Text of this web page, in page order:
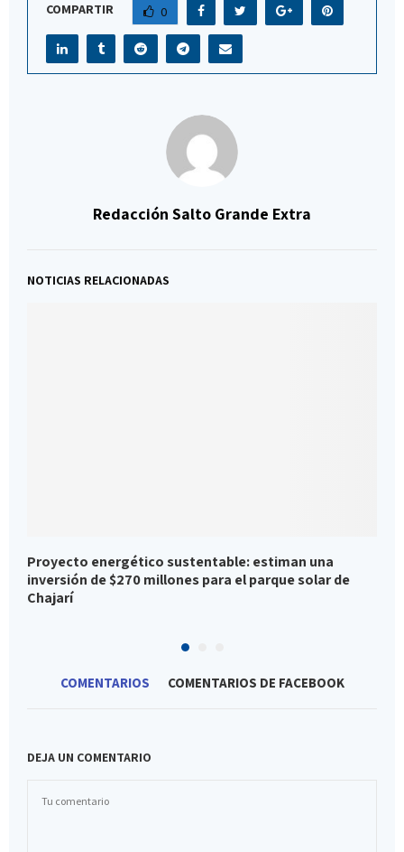
COMPARTIR 0
Redacción Salto Grande Extra
NOTICIAS RELACIONADAS
Proyecto energético sustentable: estiman una
inversión de $270 millones para el parque solar de
Chajarí
COMENTARIOS COMENTARIOS DE FACEBOOK
DEJA UN COMENTARIO